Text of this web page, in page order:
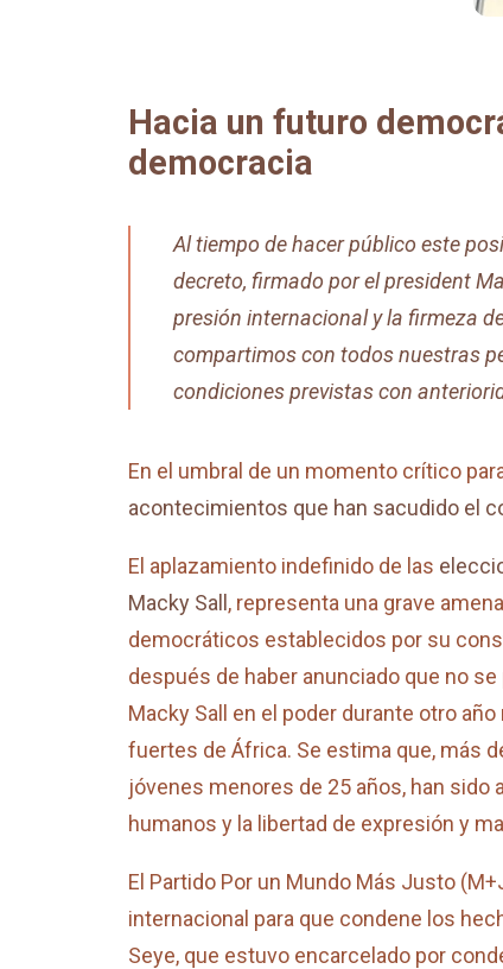
Hacia un futuro
democracia
Al tiempo de hacer público este
decreto, firmado por el president
presión internacional y la firmeza
compartimos con todos nuestras
condiciones previstas con
En el umbral de un momento crítico
acontecimientos que han sacudido el
El aplazamiento indefinido de las
Macky Sall , representa una grave
democráticos establecidos por su
después de haber anunciado que no
Macky Sall en el poder durante otro
fuertes de África. Se estima que, más
jóvenes menores de 25 años, han
humanos y la libertad de expresión y
El Partido Por un Mundo Más Justo
internacional para que condene los
Seye, que estuvo encarcelado por